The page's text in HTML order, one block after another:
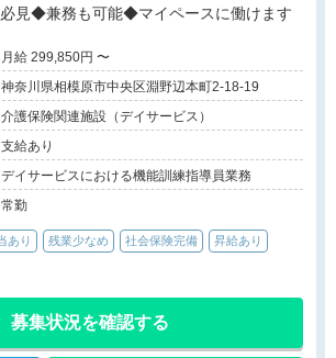
見◆兼務も可能◆マイペースに働けます
月給 299,850円 〜
神奈川県相模原市中央区淵野辺本町2-18-19
介護保険関連施設（デイサービス）
支給あり
デイサービスにおける機能訓練指導員業務
常勤
あり 残業少なめ 社会保険完備 昇給あり
募集状況を確認する